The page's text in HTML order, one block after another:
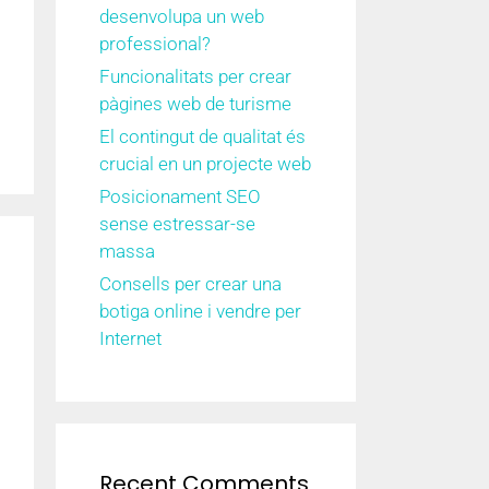
desenvolupa un web
professional?
Funcionalitats per crear
pàgines web de turisme
El contingut de qualitat és
crucial en un projecte web
Posicionament SEO
sense estressar-se
massa
Consells per crear una
botiga online i vendre per
Internet